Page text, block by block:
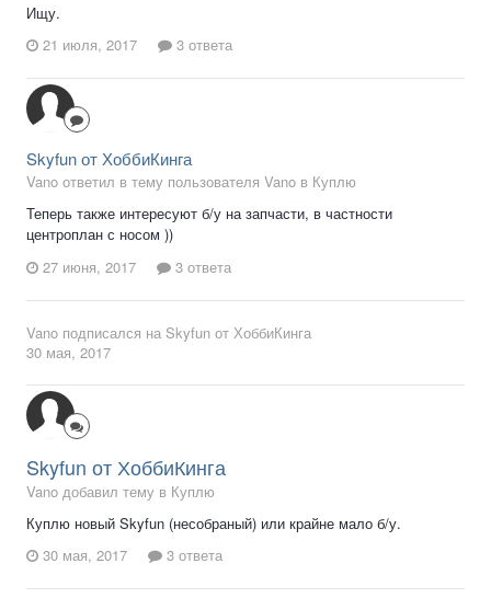
Ищу.
21 июля, 2017
3 ответа
Skyfun от ХоббиКинга
Vano ответил в тему пользователя Vano в Куплю
Теперь также интересуют б/у на запчасти, в частности
центроплан с носом ))
27 июня, 2017
3 ответа
Vano подписался на Skyfun от ХоббиКинга
30 мая, 2017
Skyfun от ХоббиКинга
Vano добавил тему в Куплю
Куплю новый Skyfun (несобраный) или крайне мало б/у.
30 мая, 2017
3 ответа